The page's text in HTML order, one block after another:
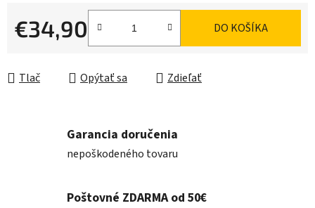
€34,90
Jednotková cena:
DO KOŠÍKA
Tlač Opýtať sa Zdieľať
Garancia doručenia
nepoškodeného tovaru
Poštovné ZDARMA od 50€